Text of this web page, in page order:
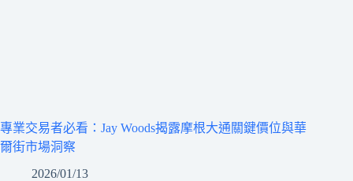
專業交易者必看：Jay Woods揭露摩根大通關鍵價位與華
爾街市場洞察
2026/01/13